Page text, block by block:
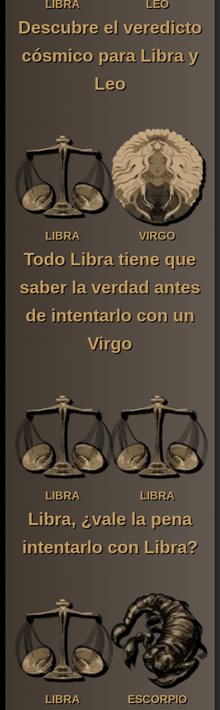
LIBRA LEO
Descubre el veredicto
cósmico para Libra y
Leo
LIBRA VIRGO
Todo Libra tiene que
saber la verdad antes
de intentarlo con un
Virgo
LIBRA LIBRA
Libra, ¿vale la pena
intentarlo con Libra?
LIBRA ESCORPIO